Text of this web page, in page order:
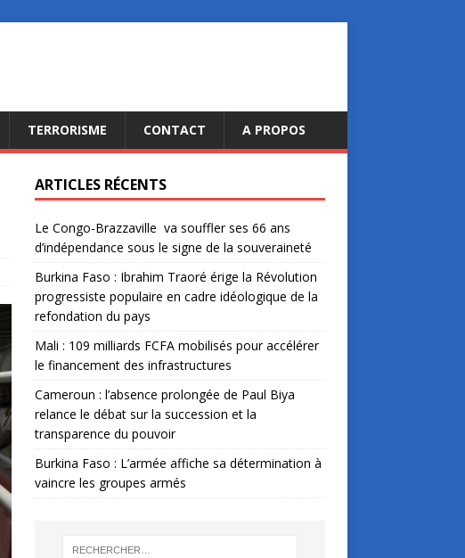
TERRORISME CONTACT A PROPOS
ARTICLES RÉCENTS
Le Congo-Brazzaville va souffler ses 66 ans
d’indépendance sous le signe de la souveraineté
Burkina Faso : Ibrahim Traoré érige la Révolution
progressiste populaire en cadre idéologique de la
refondation du pays
Mali : 109 milliards FCFA mobilisés pour accélérer
le financement des infrastructures
Cameroun : l’absence prolongée de Paul Biya
relance le débat sur la succession et la
transparence du pouvoir
Burkina Faso : L’armée affiche sa détermination à
vaincre les groupes armés